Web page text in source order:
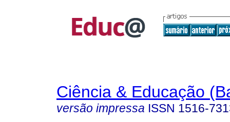
Ciência & Educação
versão impressa ISSN 1516-